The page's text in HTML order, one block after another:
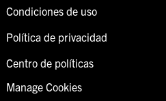
Condiciones de uso
Política de privacidad
Centro de políticas
Manage Cookies